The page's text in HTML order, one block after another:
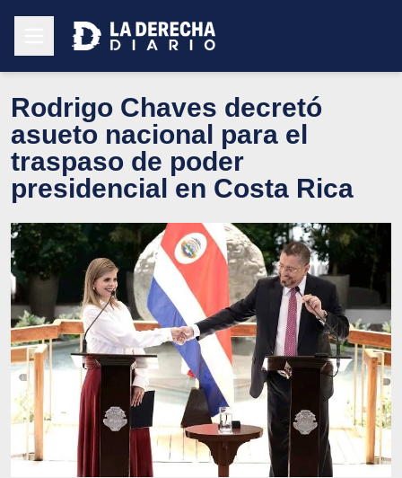
Rodrigo Chaves decretó
asueto nacional para el
traspaso de poder
presidencial en Costa Rica